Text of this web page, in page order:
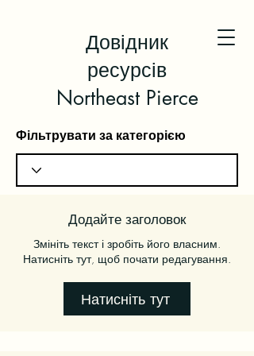
Довідник
ресурсів
Northeast Pierce
Фільтрувати за категорією
Додайте заголовок
Змініть текст і зробіть його власним.
Натисніть тут, щоб почати редагування.
Натисніть тут